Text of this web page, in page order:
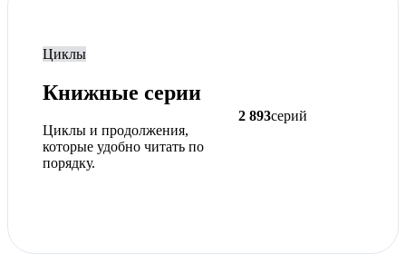
Циклы
Книжные серии
Циклы и продолжения,
которые удобно читать по
порядку.
2 893серий